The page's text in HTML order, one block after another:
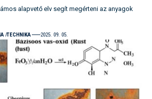
alapvető elv segít megérteni az anyagok
TECHNIKA 2025. 09. 05.